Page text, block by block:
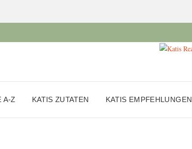
A-Z KATIS ZUTATEN KATIS EMPFEHLUNGEN